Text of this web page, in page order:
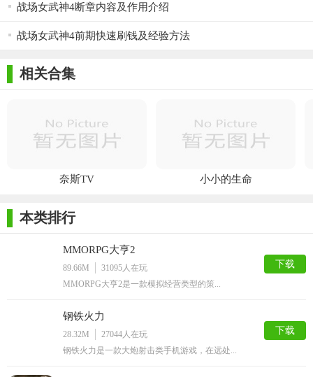
战场女武神4断章内容及作用介绍
战场女武神4前期快速刷钱及经验方法
相关合集
奈斯TV 小小的生命
本类排行
MMORPG大亨2
89.66M 31095人在玩
MMORPG大亨2是一款模拟经营类型的策...
下载
钢铁火力
28.32M 27044人在玩
钢铁火力是一款大炮射击类手机游戏，在远处...
下载